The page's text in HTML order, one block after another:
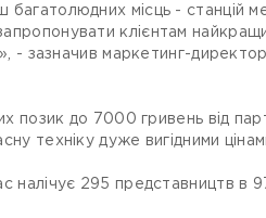
місць - станцій
клієнтам
- зазначив маркетинг-
позик до 7000 гривень від
техніку дуже вигідними
295 представництв в